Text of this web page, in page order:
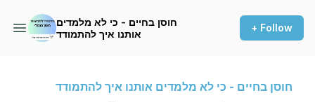
חוסן בחיים - כי לא מלמדים
אותנו איך להתמודד
+ Follow
חוסן בחיים - כי לא מלמדים אותנו איך להתמודד